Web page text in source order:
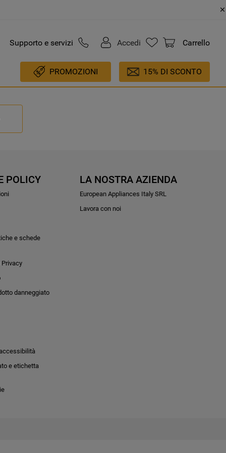
Supporto e servizi Accedi Carrello
PROMOZIONI 15% DI SCONTO
POLICY
e schede
danneggiato
e etichetta
LA NOSTRA AZIENDA
European Appliances Italy SRL
Lavora con noi